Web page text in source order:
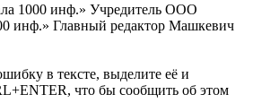
1000 инф.» Учредитель ООО
инф.» Главный редактор Машкевич
в тексте, выделите её и
что бы сообщить об этом